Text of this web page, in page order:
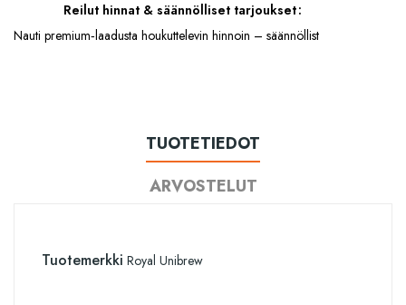
Reilut hinnat & säännölliset tarjoukset
Nauti premium‑laadusta houkuttelevin hinnoin – säännöllist
TUOTETIEDOT
ARVOSTELUT
Tuotemerkki Royal Unibrew